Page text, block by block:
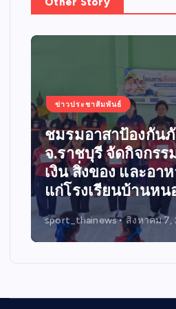
ข่าวประชาสัมพันธ์
สะท้อนพลังแห่งศรั
แบ่งปัน
sport_thainews สิงหาคม 7,